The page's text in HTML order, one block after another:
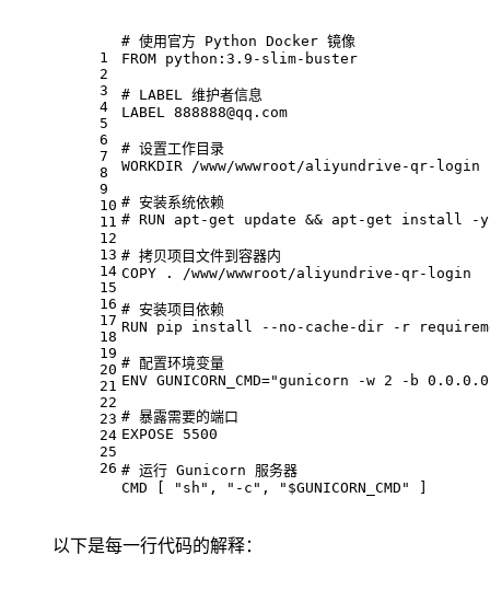
1
2
3
4
5
6
7
8
9
10
11
12
13
14
15
16
17
18
19
20
21
22
23
24
25
26
# 使用官方 Python Docker 镜像
FROM python:3.9-slim-buster
# LABEL 维护者信息
LABEL 888888@qq.com
# 设置工作目录
WORKDIR /www/wwwroot/aliyundrive-qr-login
# 安装系统依赖
# RUN apt-get update && apt-get install
# 拷贝项目文件到容器内
COPY . /www/wwwroot/aliyundrive-qr-login
# 安装项目依赖
RUN pip install --no-cache-dir -r
# 配置环境变量
ENV GUNICORN_CMD="gunicorn -w 2 -b
# 暴露需要的端口
EXPOSE 5500
# 运行 Gunicorn 服务器
CMD
[ "sh", "-c", "$GUNICORN_CMD" ]
以下是每一行代码的解释：